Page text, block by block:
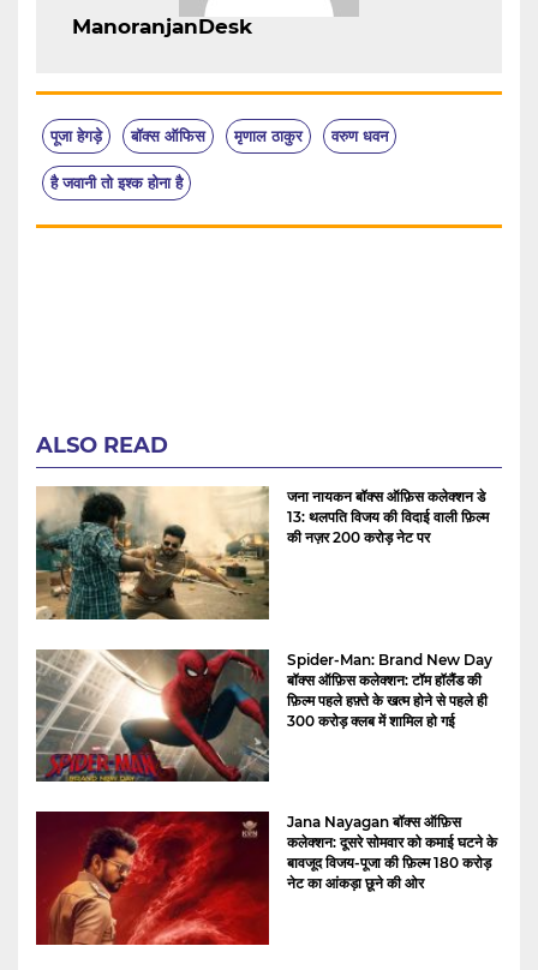
ManoranjanDesk
पूजा हेगड़े बॉक्स ऑफिस मृणाल ठाकुर वरुण धवन
है जवानी तो इश्क होना है
ALSO READ
जना नायकन बॉक्स ऑफ़िस कलेक्शन डे
13: थलपति विजय की विदाई वाली फ़िल्म
की नज़र 200 करोड़ नेट पर
Spider-Man: Brand New Day
बॉक्स ऑफ़िस कलेक्शन: टॉम हॉलैंड की
फ़िल्म पहले हफ़्ते के खत्म होने से पहले ही
300 करोड़ क्लब में शामिल हो गई
Jana Nayagan बॉक्स ऑफ़िस
कलेक्शन: दूसरे सोमवार को कमाई घटने के
बावजूद विजय-पूजा की फ़िल्म 180 करोड़
नेट का आंकड़ा छूने की ओर